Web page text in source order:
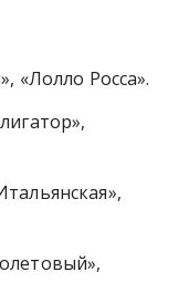
«Лолло Росса».